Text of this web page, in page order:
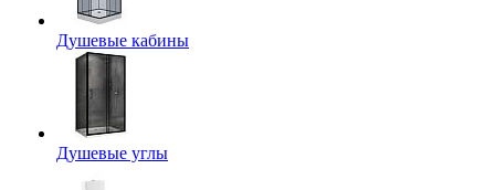
Душевые кабины
Душевые углы